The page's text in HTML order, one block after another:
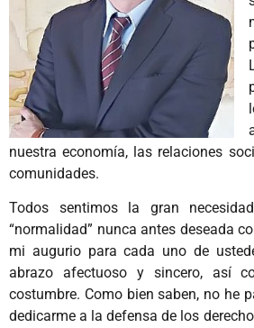
nuestra economía, las relaciones
comunidades.
Todos sentimos la gran
“normalidad” nunca antes deseada
mi augurio para cada uno de
abrazo afectuoso y sincero, así
costumbre. Como bien saben, no he
dedicarme a la defensa de los